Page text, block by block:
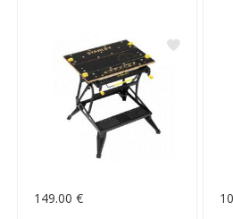
149.00 €